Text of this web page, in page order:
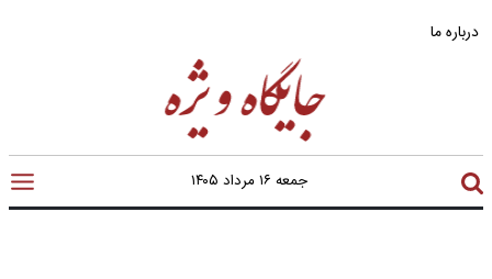
درباره ما
جمعه ۱۶ مرداد ۱۴۰۵